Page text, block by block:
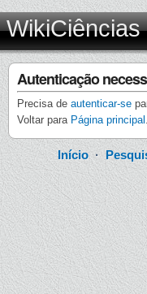
WikiCiências
Autenticação
Precisa de autenticar-se
Voltar para Página principal .
Início ·